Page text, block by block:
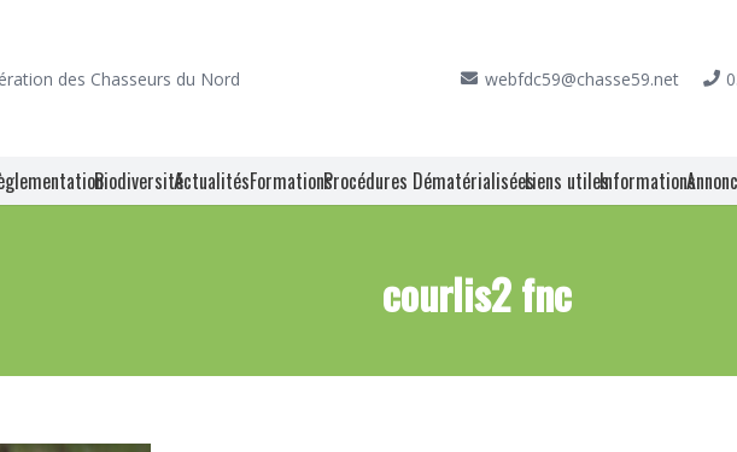
des Chasseurs du Nord webfdc59@chasse59.net
BiodiversitéActualitésFormationsProcédures DématérialiséesLiens utilesInformations
courlis2 fnc